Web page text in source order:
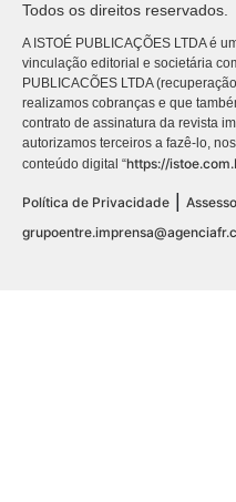
Todos os direitos reservados.
A ISTOÉ PUBLICAÇÕES LTDA é
vinculação editorial e societária
PUBLICACÕES LTDA
realizamos cobranças e que
contrato de assinatura da revista
autorizamos terceiros a fazê-lo,
conteúdo digital “https://
Política de Privacidade